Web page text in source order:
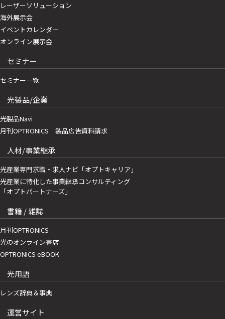
レーザーソリューション
海外展示会
イベントカレンダー
オンライン展示会
セミナー
セミナー一覧
光製品/企業
光製品Navi
月刊OPTRONICS 製品広告資料請求
人材/事業継承
光産業専門求職・求人ナビ「オプトキャリア」
光産業に特化した事業継承コンサルティング
「オプトパートナーズ」
書籍 / 雑誌
月刊OPTRONICS
光のオンライン書店
OPTRONICS eBOOK
光用語
レンズ辞典＆事典
運営サイト